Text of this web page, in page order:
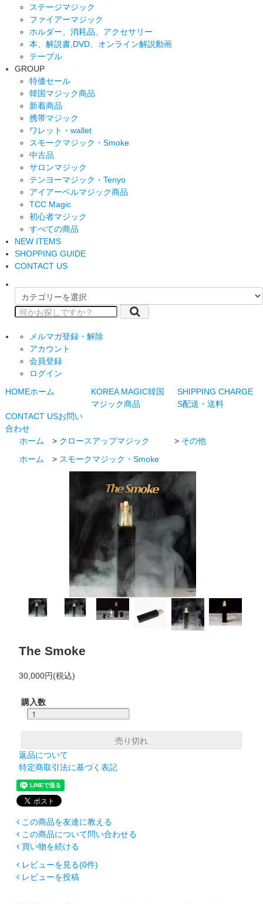
ステージマジック
ファイアーマジック
ホルダー、消耗品、アクセサリー
本、解説書,DVD、オンライン解説動画
テーブル
GROUP
特価セール
韓国マジック商品
新着商品
携帯マジック
ワレット・wallet
スモークマジック・Smoke
中古品
サロンマジック
テンヨーマジック・Tenyo
アイアーベルマジック商品
TCC Magic
初心者マジック
すべての商品
NEW ITEMS
SHOPPING GUIDE
CONTACT US
メルマガ登録・解除
アカウント
会員登録
ログイン
HOMEホーム KOREA MAGIC韓国
マジック商品
SHIPPING CHARGE
S配送・送料
CONTACT USお問い
合わせ
ホーム
> クロースアップマジック > その他
ホーム
> スモークマジック・Smoke
The Smoke
30,000円(税込)
購入数
返品について
特定商取引法に基づく表記
この商品を友達に教える
この商品について問い合わせる
買い物を続ける
レビューを見る(0件)
レビューを投稿